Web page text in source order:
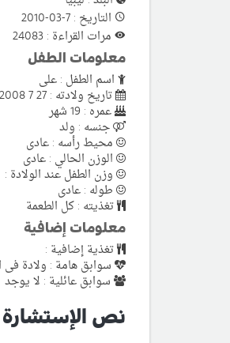
التاريخ : 7-03-2010
مرات القراءة : 24083
معلومات الطفل
اسم الطفل : على
تاريخ ولادته : 27 7 2008
عمره : 19 شهر
جنسه : ولد
محيط رأسه : عادى
الوزن الحالي : عادى
وزن الطفل عند الولادة :
طوله : عادى
تغذيته : كل الطعمة
معلومات إضافية
تغذية إضافية :
سوابق هامة : ولادة فى
سوابق عائلية : لا يوجد
نص الإستشارة